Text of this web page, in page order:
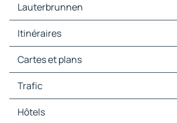
Lauterbrunnen
Lauterbrunnen Cartes et plans
Lauterbrunnen Trafic
Lauterbrunnen Hôtels
Lauterbrunnen Restaurants
Lauterbrunnen Stations-service
Itinéraires
Itinéraires Lauterbrunnen - Mürren
Itinéraires Lauterbrunnen - Stechelberg
Itinéraires Lauterbrunnen - Grindelwald
Itinéraires Lauterbrunnen - Interlaken
Itinéraires Lauterbrunnen - Frutigen
Itinéraires Lauterbrunnen - Kandersteg
Cartes et plans
Cartes et plans Mürren
Cartes et plans Stechelberg
Cartes et plans Grindelwald
Cartes et plans Interlaken
Trafic
Trafic Mürren
Trafic Stechelberg
Hôtels